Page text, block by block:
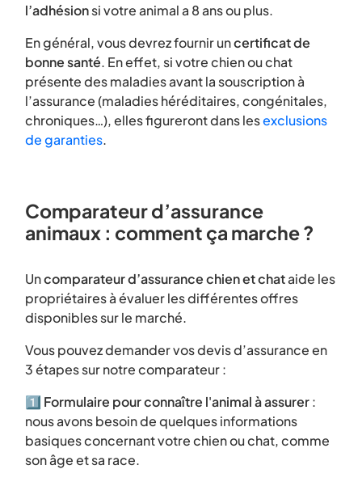
l’adhésionsi votre animal a 8 ans ou plus.
En général, vous devrez fournir uncertificat de
bonne santé. En effet, si votre chien ou chat
présente des maladies avant la souscription à
l’assurance (maladies héréditaires, congénitales,
chroniques…), elles figureront dans lesexclusions
de garanties.
Comparateur d’assurance
animaux : comment ça marche ?
Uncomparateur d’assurance chien et chataide les
propriétaires à évaluer les différentes offres
disponibles sur le marché.
Vous pouvez demander vos devis d’assurance en
3 étapes sur notre comparateur :
1️⃣ Formulaire pour connaître l'animal à assurer:
nous avons besoin de quelques informations
basiques concernant votre chien ou chat, comme
son âge et sa race.